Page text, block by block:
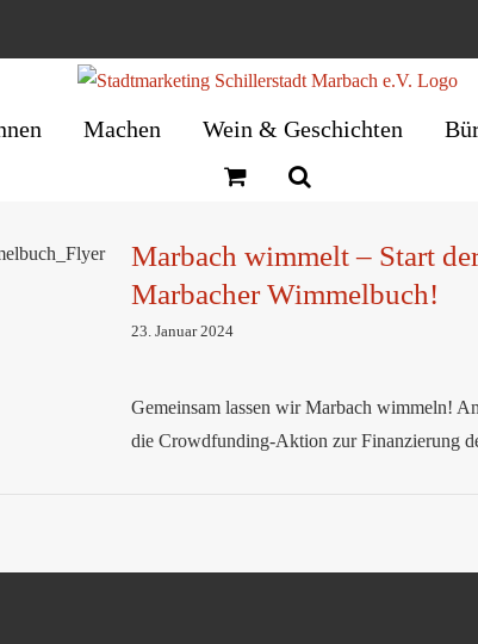
Machen Wein & Geschichten
der
Marbach wimmelt – Start
Marbacher Wimmelbuch!
23. Januar 2024
Gemeinsam lassen wir Marbach wimmeln!
die Crowdfunding-Aktion zur Finanzierung